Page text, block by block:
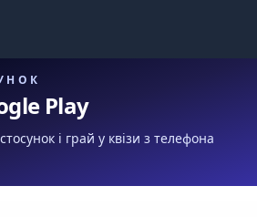
Play
і грай у квізи з телефона